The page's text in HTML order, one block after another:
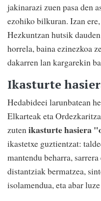
jakinarazi zuen pasa den
ezohiko bilkuran. Izan
Hezkuntzan hutsik
horrela, baina ezinezkoa
dakarren lan kargarekin
Ikasturte
Hedabideei larunbatean
Elkarteak eta
zutenikasturte hasiera
ikastetxe guztientzat:
mantendu beharra,
distantziak bermatzea,
isolamendua, eta abar